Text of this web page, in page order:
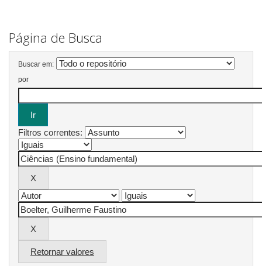
Página de Busca
Buscar em:
por
Filtros correntes:
Retornar valores